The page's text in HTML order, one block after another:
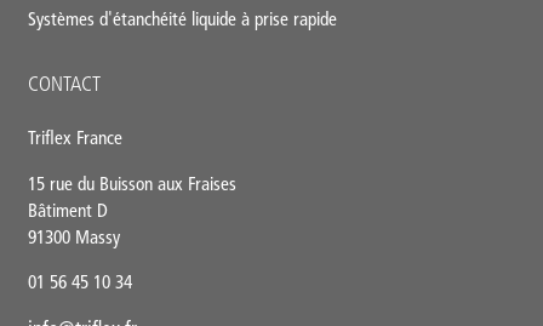
Systèmes d'étanchéité liquide à prise rapide
CONTACT
Triflex France
15 rue du Buisson aux Fraises
Bâtiment D
91300 Massy
01 56 45 10 34